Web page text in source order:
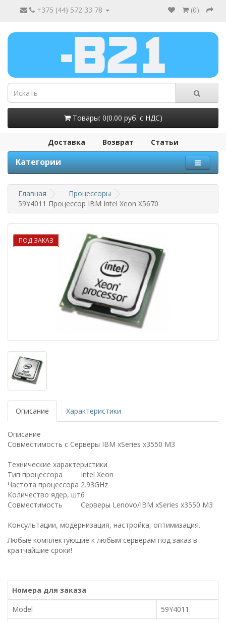
+375 (44) 572 33 78 (0)
Товары: 0(0.00 руб. с НДС)
Доставка Возврат Статьи
Категории
Главная
Процессоры
59Y4011 Процессор IBM Intel Xeon X5670
ПОД ЗАКАЗ
Описание Характеристики
Описание
Совместимость с Серверы IBM xSeries x3550 M3
Технические характеристики
Тип процессора
Intel Xeon
Частота процессора 2.93GHz
Количество ядер, шт6
Совместимость
Серверы Lenovo/IBM xSeries x3550 M3
Консультации, модернизация, настройка, оптимизация.
Любые комплектующие к любым серверам под заказ в
кратчайшие сроки!
Номера для заказа
Model
59Y4011